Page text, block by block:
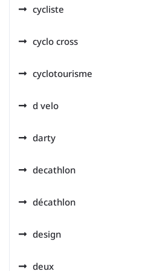
cycliste
cyclo cross
cyclotourisme
d velo
darty
decathlon
décathlon
design
deux